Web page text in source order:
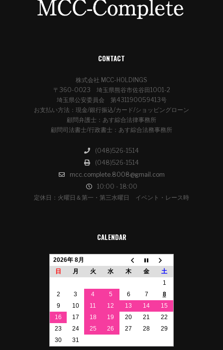
CONTACT
株式会社 MCC-HOLDINGS
〒360-0023 埼玉県熊谷市佐谷田1001-2
埼玉県公安委員会 第431190059413号
お支払い方法：現金/銀行振込/カード/ショッピングローン
顧問弁護士：あす綜合法律事務所
顧問司法書士/行政書士：あす綜合法務事務所
(048)526-1514
(048)526-1514
mcc.complete.8008@gmail.com
10:00 - 18:00
定休日：火曜日＆第一・第三水曜日 イベント・レース時
CALENDAR
2026年 8月
日
月 火 水 木 金
土
1
2
3 4 5 6 7
8
9
10 11 12 13 14
15
16
17 18 19 20 21
22
23
24 25 26 27 28
29
30
31